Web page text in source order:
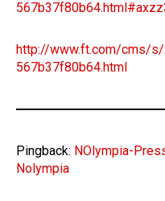
http://www.ft.com/cms/
567b37f80b64.html
Pingback: NOlympia-
Nolympia